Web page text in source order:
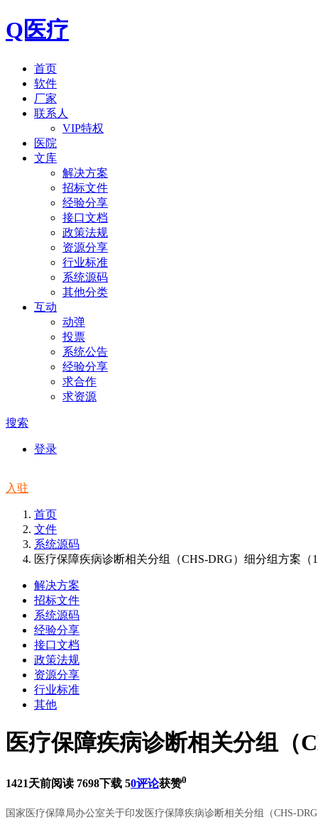
Q医疗
首页
软件
厂家
联系人
VIP特权
医院
文库
解决方案
招标文件
经验分享
接口文档
政策法规
资源分享
行业标准
系统源码
其他分类
互动
动弹
投票
系统公告
经验分享
求合作
求资源
搜索
登录
入驻
首页
文件
系统源码
医疗保障疾病诊断相关分组（CHS-DRG）细分组方案（
解决方案
招标文件
系统源码
经验分享
接口文档
政策法规
资源分享
行业标准
其他
医疗保障疾病诊断相关分组（
1421天前阅读 7698下载 50评论获赞0
国家医疗保障局办公室关于印发医疗保障疾病诊断相关分组（CHS-